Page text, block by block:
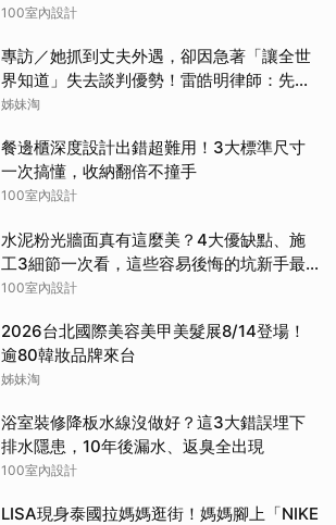
100室內設計
專訪／她抓到丈夫外遇，卻因急著「讓全世
界知道」失去談判優勢！雷皓明律師：先守
住證據，才有選擇
姊妹淘
餐邊櫃深度設計出錯超難用！3大標準尺寸
一次搞懂，收納翻倍不撞手
100室內設計
水泥粉光牆面真有這麼美？4大優缺點、施
工3細節一次看，這些容易後悔的坑新手最
常踩
100室內設計
2026台北國際美容美甲美髮展8/14登場！
逾80韓妝品牌來台
姊妹淘
浴室裝修降板水線沒做好？這3大錯誤埋下
排水隱患，10年後漏水、返臭全出現
100室內設計
LISA現身泰國拉媽媽逛街！媽媽腳上「NIKE